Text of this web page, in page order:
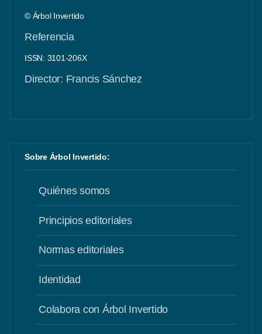
© Árbol Invertido
Referencia
ISSN: 3101-206X
Director: Francis Sánchez
Sobre Árbol Invertido:
Quiénes somos
Principios editoriales
Normas editoriales
Identidad
Colabora con Árbol Invertido